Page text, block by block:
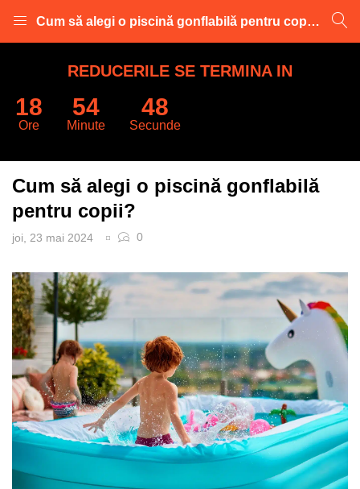
Cum să alegi o piscină gonflabilă pentru copii?
LOGARE INREGISTRARE
Introduceti numele de utilizator și parola pentru a va autentifica.
Retine datele
Logare
REDUCERILE SE TERMINA IN
18
Ore
54
Minute
47
Secunde
Cum să alegi o piscină gonflabilă
pentru copii?
joi, 23 mai 2024 0